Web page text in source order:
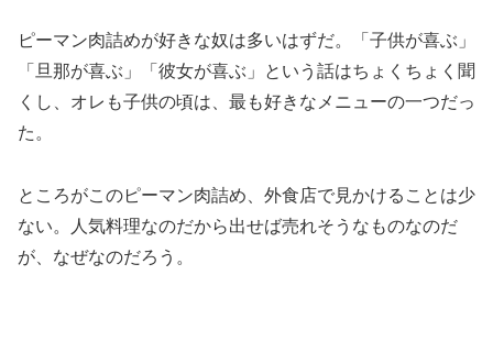
ピーマン肉詰めが好きな奴は多いはずだ。「子供が喜ぶ」
「旦那が喜ぶ」「彼女が喜ぶ」という話はちょくちょく聞
くし、オレも子供の頃は、最も好きなメニューの一つだっ
た。
ところがこのピーマン肉詰め、外食店で見かけることは少
ない。人気料理なのだから出せば売れそうなものなのだ
が、なぜなのだろう。